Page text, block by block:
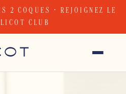
2 COQUES · REJOIGNEZ LE
CLUB